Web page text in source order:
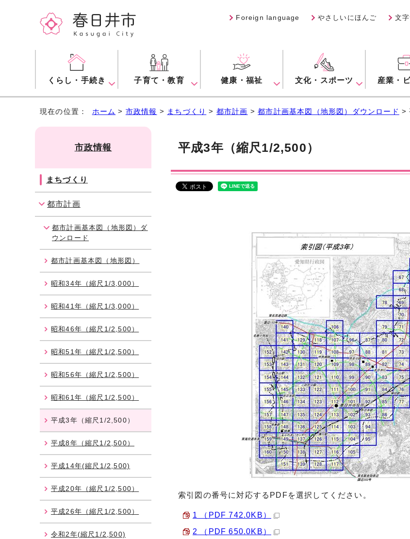
Foreign language やさしいにほんご 文
くらし・手続き 子育て・教育 健康・福祉 文化・スポーツ 産業・
現在の位置： ホーム > 市政情報 > まちづくり > 都市計画 >都市計画基本図（地形図）ダウンロード >
平成3年（縮尺1/2,500）
索引図の番号に対応するPDFを選択してください。
1 （PDF 742.0KB）
2 （PDF 650.0KB）
市政情報
まちづくり
都市計画
都市計画基本図（地形図）ダ
ウンロード
都市計画基本図（地形図）
昭和34年（縮尺1/3,000）
昭和41年（縮尺1/3,000）
昭和46年（縮尺1/2,500）
昭和51年（縮尺1/2,500）
昭和56年（縮尺1/2,500）
昭和61年（縮尺1/2,500）
平成3年（縮尺1/2,500）
平成8年（縮尺1/2,500）
平成14年(縮尺1/2,500)
平成20年（縮尺1/2,500）
平成26年（縮尺1/2,500）
令和2年(縮尺1/2,500)